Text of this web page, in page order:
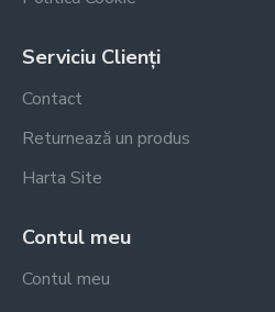
Serviciu Clienți
Contact
Returnează un produs
Harta Site
Contul meu
Contul meu